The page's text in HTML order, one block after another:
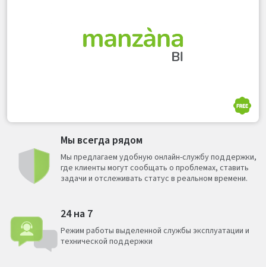
Мы всегда рядом
Мы предлагаем удобную онлайн-службу поддержки,
где клиенты могут сообщать о проблемах, ставить
задачи и отслеживать статус в реальном времени.
24 на 7
Режим работы выделенной службы эксплуатации и
технической поддержки